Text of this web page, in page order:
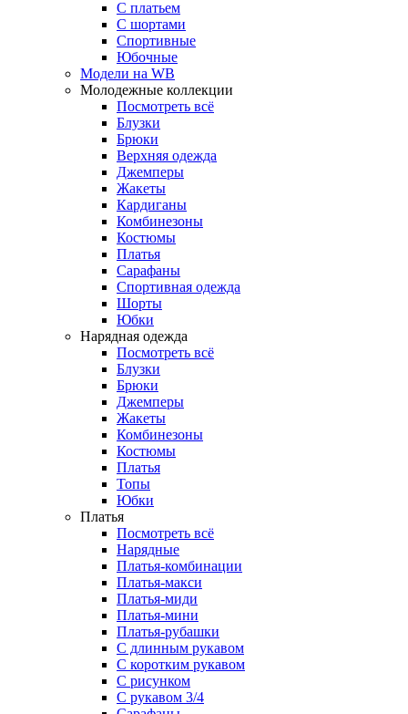
С платьем
С шортами
Спортивные
Юбочные
Модели на WB
Молодежные коллекции
Посмотреть всё
Блузки
Брюки
Верхняя одежда
Джемперы
Жакеты
Кардиганы
Комбинезоны
Костюмы
Платья
Сарафаны
Спортивная одежда
Шорты
Юбки
Нарядная одежда
Посмотреть всё
Блузки
Брюки
Джемперы
Жакеты
Комбинезоны
Костюмы
Платья
Топы
Юбки
Платья
Посмотреть всё
Нарядные
Платья-комбинации
Платья-макси
Платья-миди
Платья-мини
Платья-рубашки
С длинным рукавом
С коротким рукавом
С рисунком
С рукавом 3/4